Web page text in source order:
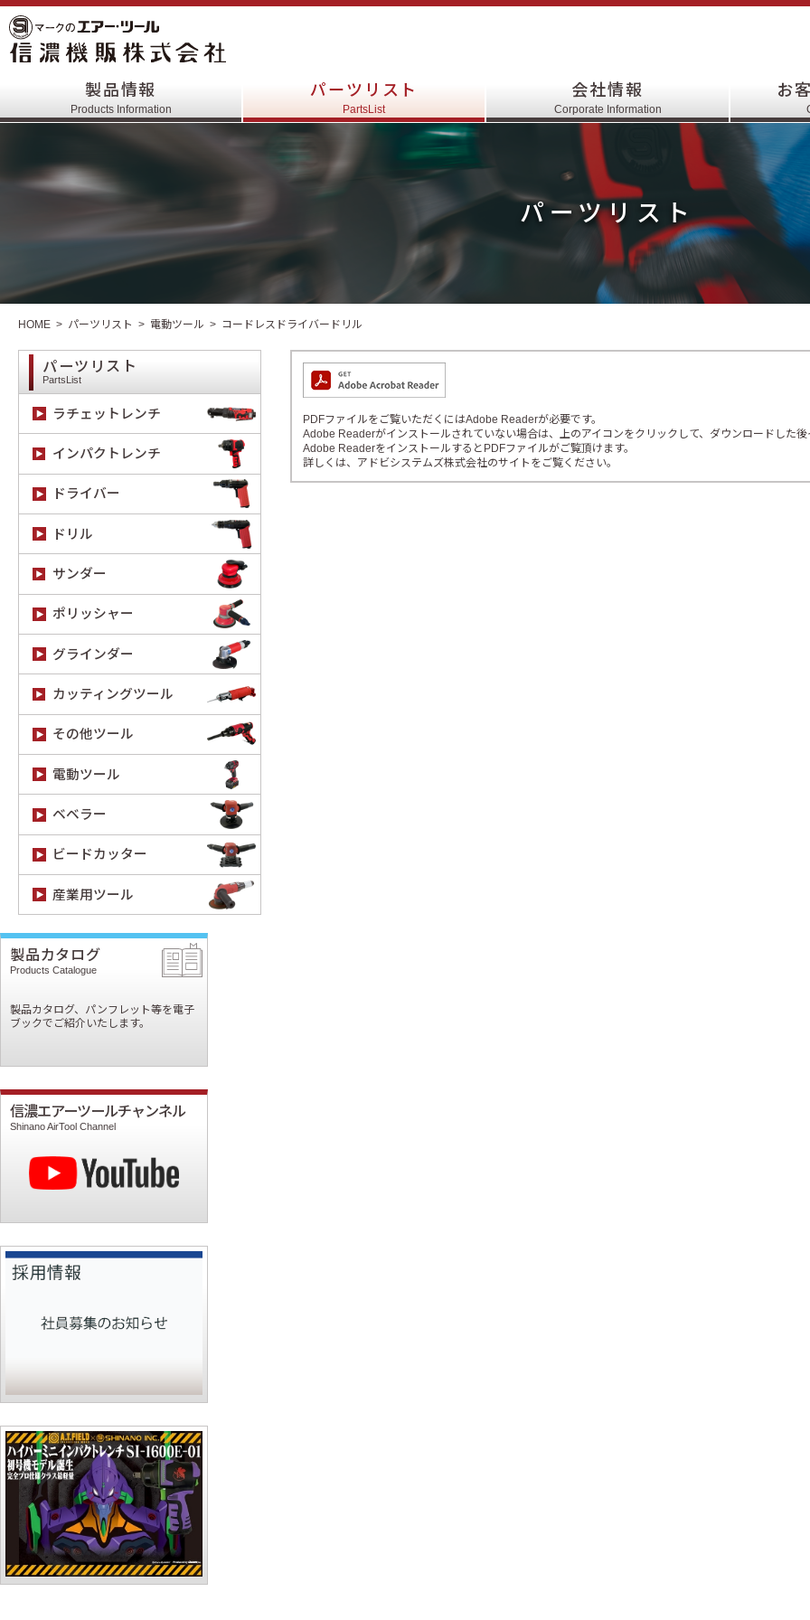
製品情報
Products Information
パーツリスト
PartsList
会社情報
Corporate Information
お
パーツリスト
HOME パーツリスト 電動ツール コードレスドライバードリル
パーツリスト
PartsList
ラチェットレンチ
インパクトレンチ
ドライバー
ドリル
サンダー
ポリッシャー
グラインダー
カッティングツール
その他ツール
電動ツール
ベベラー
ビードカッター
産業用ツール
PDFファイルをご覧いただくにはAdobe Readerが必要です。
Adobe Readerがインストールされていない場合は、上のアイコンをクリックして、ダウンロードした後
Adobe ReaderをインストールするとPDFファイルがご覧頂けます。
詳しくは、アドビシステムズ株式会社のサイトをご覧ください。
製品カタログ
Products Catalogue
製品カタログ、パンフレット等を電子
ブックでご紹介いたします。
信濃エアーツールチャンネル
Shinano AirTool Channel